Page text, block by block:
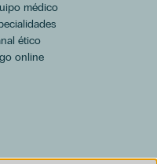
médico
ético
online